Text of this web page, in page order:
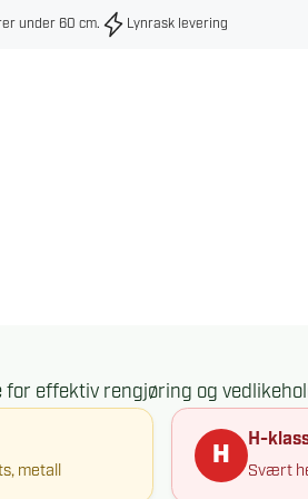
under 60 cm. Lynrask levering
effektiv rengjøring og
metall
H-
Svært